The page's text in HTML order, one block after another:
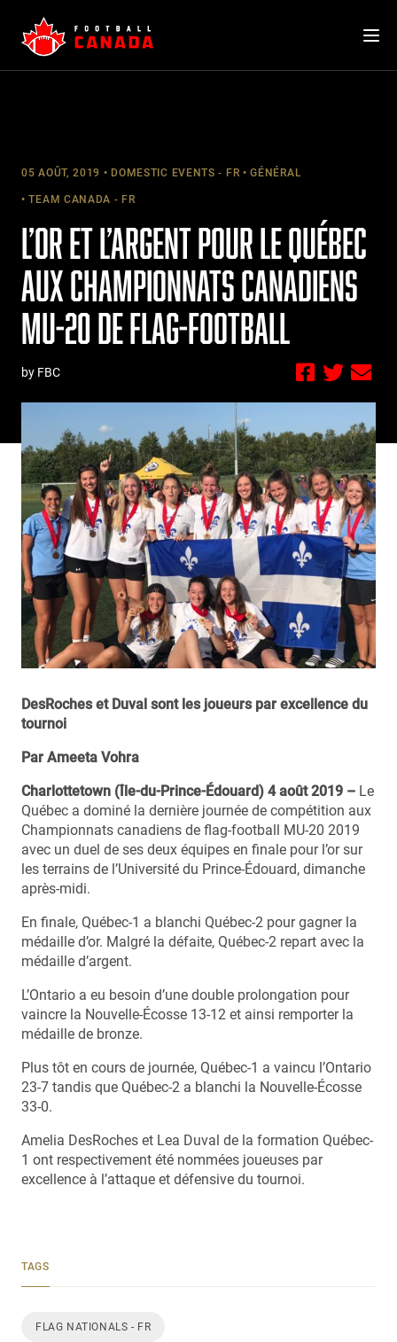
content
05 AOÛT, 2019 DOMESTIC EVENTS - FR GÉNÉRAL
TEAM CANADA - FR
L’OR ET L’ARGENT POUR LE QUÉBEC
AUX CHAMPIONNATS CANADIENS
MU-20 DE FLAG-FOOTBALL
by FBC
DesRoches et Duval sont les joueurs par excellence du
tournoi
Par Ameeta Vohra
Charlottetown (Île-du-Prince-Édouard) 4 août 2019 – Le
Québec a dominé la dernière journée de compétition aux
Championnats canadiens de flag-football MU-20 2019
avec un duel de ses deux équipes en finale pour l’or sur
les terrains de l’Université du Prince-Édouard, dimanche
après-midi.
En finale, Québec-1 a blanchi Québec-2 pour gagner la
médaille d’or. Malgré la défaite, Québec-2 repart avec la
médaille d’argent.
L’Ontario a eu besoin d’une double prolongation pour
vaincre la Nouvelle-Écosse 13-12 et ainsi remporter la
médaille de bronze.
Plus tôt en cours de journée, Québec-1 a vaincu l’Ontario
23-7 tandis que Québec-2 a blanchi la Nouvelle-Écosse
33-0.
Amelia DesRoches et Lea Duval de la formation Québec-
1 ont respectivement été nommées joueuses par
excellence à l’attaque et défensive du tournoi.
TAGS
FLAG NATIONALS - FR